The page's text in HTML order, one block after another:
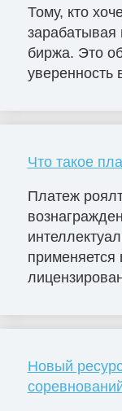
Тому, кто
биржа. Это
уверенность
Что такое
Платеж
Новый